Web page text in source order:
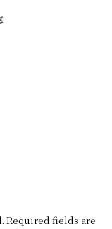
Required fields are